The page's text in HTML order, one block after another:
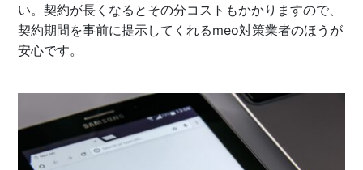
い。契約が長くなるとその分コストもかかりますので、
契約期間を事前に提示してくれるmeo対策業者のほうが
安心です。